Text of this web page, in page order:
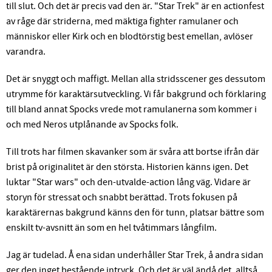
till slut. Och det är precis vad den är. "Star Trek" är en actionfest
av råge där striderna, med mäktiga fighter ramulaner och
människor eller Kirk och en blodtörstig best emellan, avlöser
varandra.
Det är snyggt och maffigt. Mellan alla stridsscener ges dessutom
utrymme för karaktärsutveckling. Vi får bakgrund och förklaring
till bland annat Spocks vrede mot ramulanerna som kommer i
och med Neros utplånande av Spocks folk.
Till trots har filmen skavanker som är svåra att bortse ifrån där
brist på originalitet är den största. Historien känns igen. Det
luktar "Star wars" och den-utvalde-action lång väg. Vidare är
storyn för stressat och snabbt berättad. Trots fokusen på
karaktärernas bakgrund känns den för tunn, platsar bättre som
enskilt tv-avsnitt än som en hel tvåtimmars långfilm.
Jag är tudelad. Å ena sidan underhåller Star Trek, å andra sidan